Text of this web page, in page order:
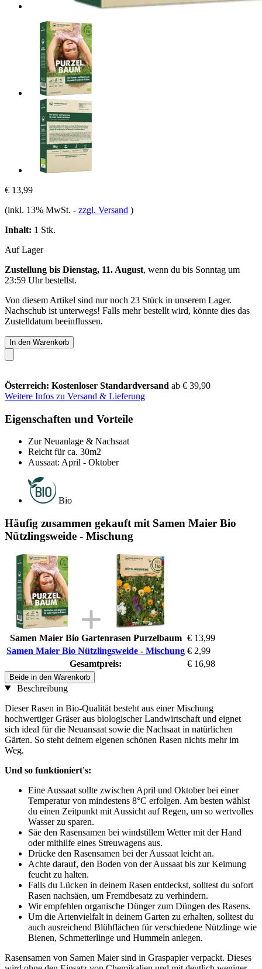
€ 13,99
(inkl. 13% MwSt. - zzgl. Versand )
Inhalt: 1 Stk.
Auf Lager
Zustellung bis Dienstag, 11. August, wenn du bis Sonntag um
23:59 Uhrbestellst.
Von diesem Artikel sind nur noch 23 Stück in unserem Lager.
Nachschub ist unterwegs! Falls mehr bestellt wird, könnte dies das
Zustelldatum beeinflussen.
In den Warenkorb
Österreich: Kostenloser Standardversand ab € 39,90
Weitere Infos zu Versand & Lieferung
Eigenschaften und Vorteile
Zur Neuanlage & Nachsaat
Reicht für ca. 30m2
Aussaat: April - Oktober
Bio
Häufig zusammen gekauft mit Samen Maier Bio
Nützlingsweide - Mischung
Samen Maier Bio Gartenrasen Purzelbaum € 13,99
Samen Maier Bio Nützlingsweide - Mischung € 2,99
Gesamtpreis:
€ 16,98
Beide in den Warenkorb
Beschreibung
Dieser Rasen in Bio-Qualität besteht aus einer Mischung
hochwertiger Gräser aus biologischer Landwirtschaft und eignet
sich ideal für die Neuansaat sowie die Nachsaat in natürlichen
Gärten. So steht deinem eigenen schönen Rasen nichts mehr im
Weg.
Und so funktioniert's:
Eine Aussaat sollte zwischen April und Oktober bei einer
Temperatur von mindestens 8°C erfolgen. Am besten wählst
du einen Zeitpunkt mit Aussicht auf Regen, um so wertvolles
Wasser zu sparen.
Säe den Rasensamen bei windstillem Wetter mit der Hand
oder mithilfe eines Streuwagens aus.
Drücke den Rasensamen bei der Aussaat leicht an.
Achte darauf, den Boden von der Aussaat bis zur Keimung
feucht zu halten.
Falls du Lücken in deinem Rasen entdeckst, solltest du sofort
Rasen nachsäen, um Fremdbesatz zu verhindern.
Wir empfehlen organische Dünger zum Düngen des Rasens.
Um die Artenvielfalt in deinem Garten zu erhalten, solltest du
auch ausreichend Blühflächen für verschiedene Nützlinge wie
Bienen, Schmetterlinge und Hummeln anlegen.
Rasensamen von Samen Maier sind in Graspapier verpackt. Dieses